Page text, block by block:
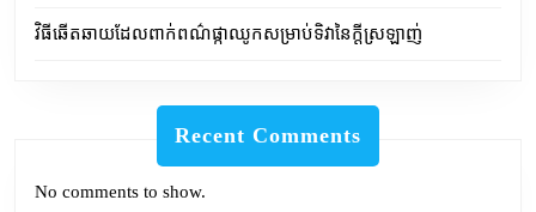
វិធីឆើតឆាយដែលពាក់ពណ៌ផ្កាឈូកសម្រាប់ទិវានៃក្តីស្រឡាញ់
Recent Comments
No comments to show.